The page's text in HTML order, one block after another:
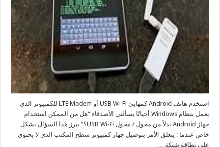
استخدم هاتف Android كمهايئ USB Wi-Fi أو LTE Modem للكمبيوتر الذي
يعمل بنظام Windows أحيانًا يسألني الأصدقاء “هل من الممكن استخدام
جهاز Android بدلاً من محول / محول USB Wi-Fi؟” يبرز هذا السؤال بشكل
خاص عندما : يتعلق الأمر بتوصيل جهاز كمبيوتر سطح المكتب الذي لا يحتوي
على بطاقة شبكة …